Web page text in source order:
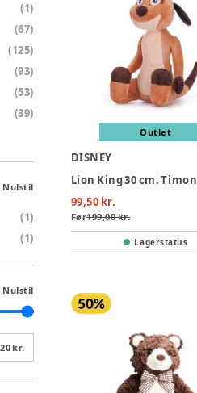
(1)
(67)
(125)
(93)
(53)
(39)
Nulstil
(1)
(1)
Nulstil
kr.
Outlet
DISNEY
Lion King 30 cm. Timon
99,50 kr.
Før199,00 kr.
Lagerstatus